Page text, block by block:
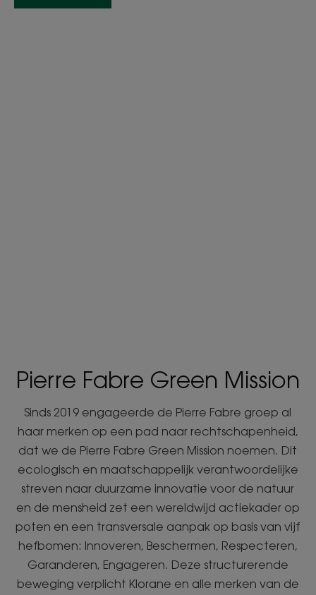
Pierre Fabre Green Mission
Sinds 2019 engageerde de Pierre Fabre groep al
haar merken op een pad naar rechtschapenheid,
dat we de Pierre Fabre Green Mission noemen. Dit
ecologisch en maatschappelijk verantwoordelijke
streven naar duurzame innovatie voor de natuur
en de mensheid zet een wereldwijd actiekader op
poten en een transversale aanpak op basis van vijf
hefbomen: Innoveren, Beschermen, Respecteren,
Garanderen, Engageren. Deze structurerende
beweging verplicht Klorane en alle merken van de